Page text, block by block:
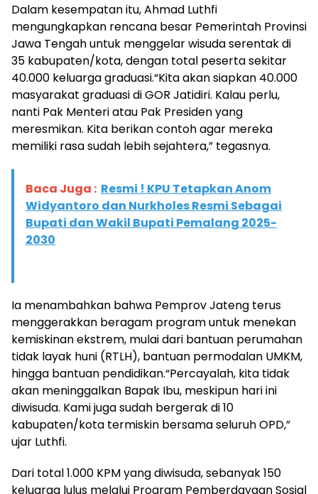
Dalam kesempatan itu, Ahmad Luthfi
mengungkapkan rencana besar Pemerintah Provinsi
Jawa Tengah untuk menggelar wisuda serentak di
35 kabupaten/kota, dengan total peserta sekitar
40.000 keluarga graduasi.“Kita akan siapkan 40.000
masyarakat graduasi di GOR Jatidiri. Kalau perlu,
nanti Pak Menteri atau Pak Presiden yang
meresmikan. Kita berikan contoh agar mereka
memiliki rasa sudah lebih sejahtera,” tegasnya.
Baca Juga : Resmi ! KPU Tetapkan Anom
Widyantoro dan Nurkholes Resmi Sebagai
Bupati dan Wakil Bupati Pemalang 2025-
2030
Ia menambahkan bahwa Pemprov Jateng terus
menggerakkan beragam program untuk menekan
kemiskinan ekstrem, mulai dari bantuan perumahan
tidak layak huni (RTLH), bantuan permodalan UMKM,
hingga bantuan pendidikan.“Percayalah, kita tidak
akan meninggalkan Bapak Ibu, meskipun hari ini
diwisuda. Kami juga sudah bergerak di 10
kabupaten/kota termiskin bersama seluruh OPD,”
ujar Luthfi.
Dari total 1.000 KPM yang diwisuda, sebanyak 150
keluarga lulus melalui Program Pemberdayaan Sosial